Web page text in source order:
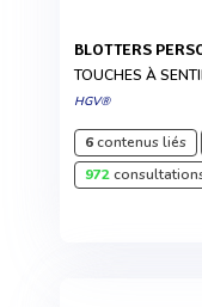
BLOTTERS
TOUCHES À
HGV®
6contenus liés
972